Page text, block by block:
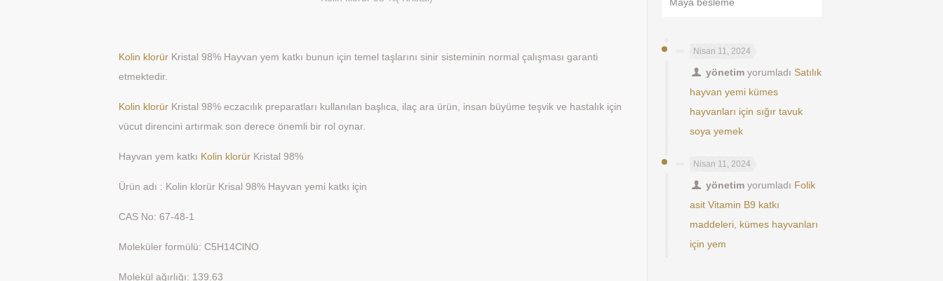
Kolin klorür Kristal 98% Hayvan yem katkı bunun için temel taşlarını sinir sisteminin normal çalışması garanti
etmektedir.
Kolin klorür Kristal 98% eczacılık preparatları kullanılan başlıca, ilaç ara ürün, insan büyüme teşvik ve hastalık için
vücut direncini artırmak son derece önemli bir rol oynar.
Hayvan yem katkı Kolin klorür Kristal 98%
Ürün adı : Kolin klorür Krisal 98% Hayvan yemi katkı için
CAS No: 67-48-1
Moleküler formülü: C5H14ClNO
Molekül ağırlığı: 139.63
Nisan 11, 2024
yönetim yorumladı Satılık
hayvan yemi kümes
hayvanları için sığır tavuk
soya yemek
Nisan 11, 2024
yönetim yorumladı Folik
asit Vitamin B9 katkı
maddeleri, kümes hayvanları
için yem